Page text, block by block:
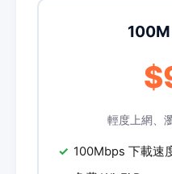
100M
輕度上網、
100Mbps 下載速